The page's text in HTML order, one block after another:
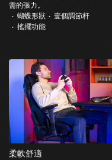
需的張力。
蝴蝶形狀
壹個調節杆
搖擺功能
柔軟舒適